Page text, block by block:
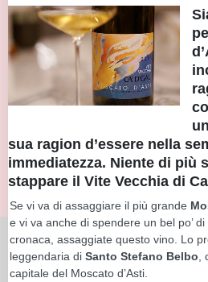
sua ragion d’essere nella
immediatezza. Niente di più
stappare il Vite Vecchia di
Se vi va di assaggiare il più grande
e vi va anche di spendere un bel po’
cronaca, assaggiate questo vino. Lo
leggendaria di Santo Stefano Belbo
capitale del Moscato d’Asti.